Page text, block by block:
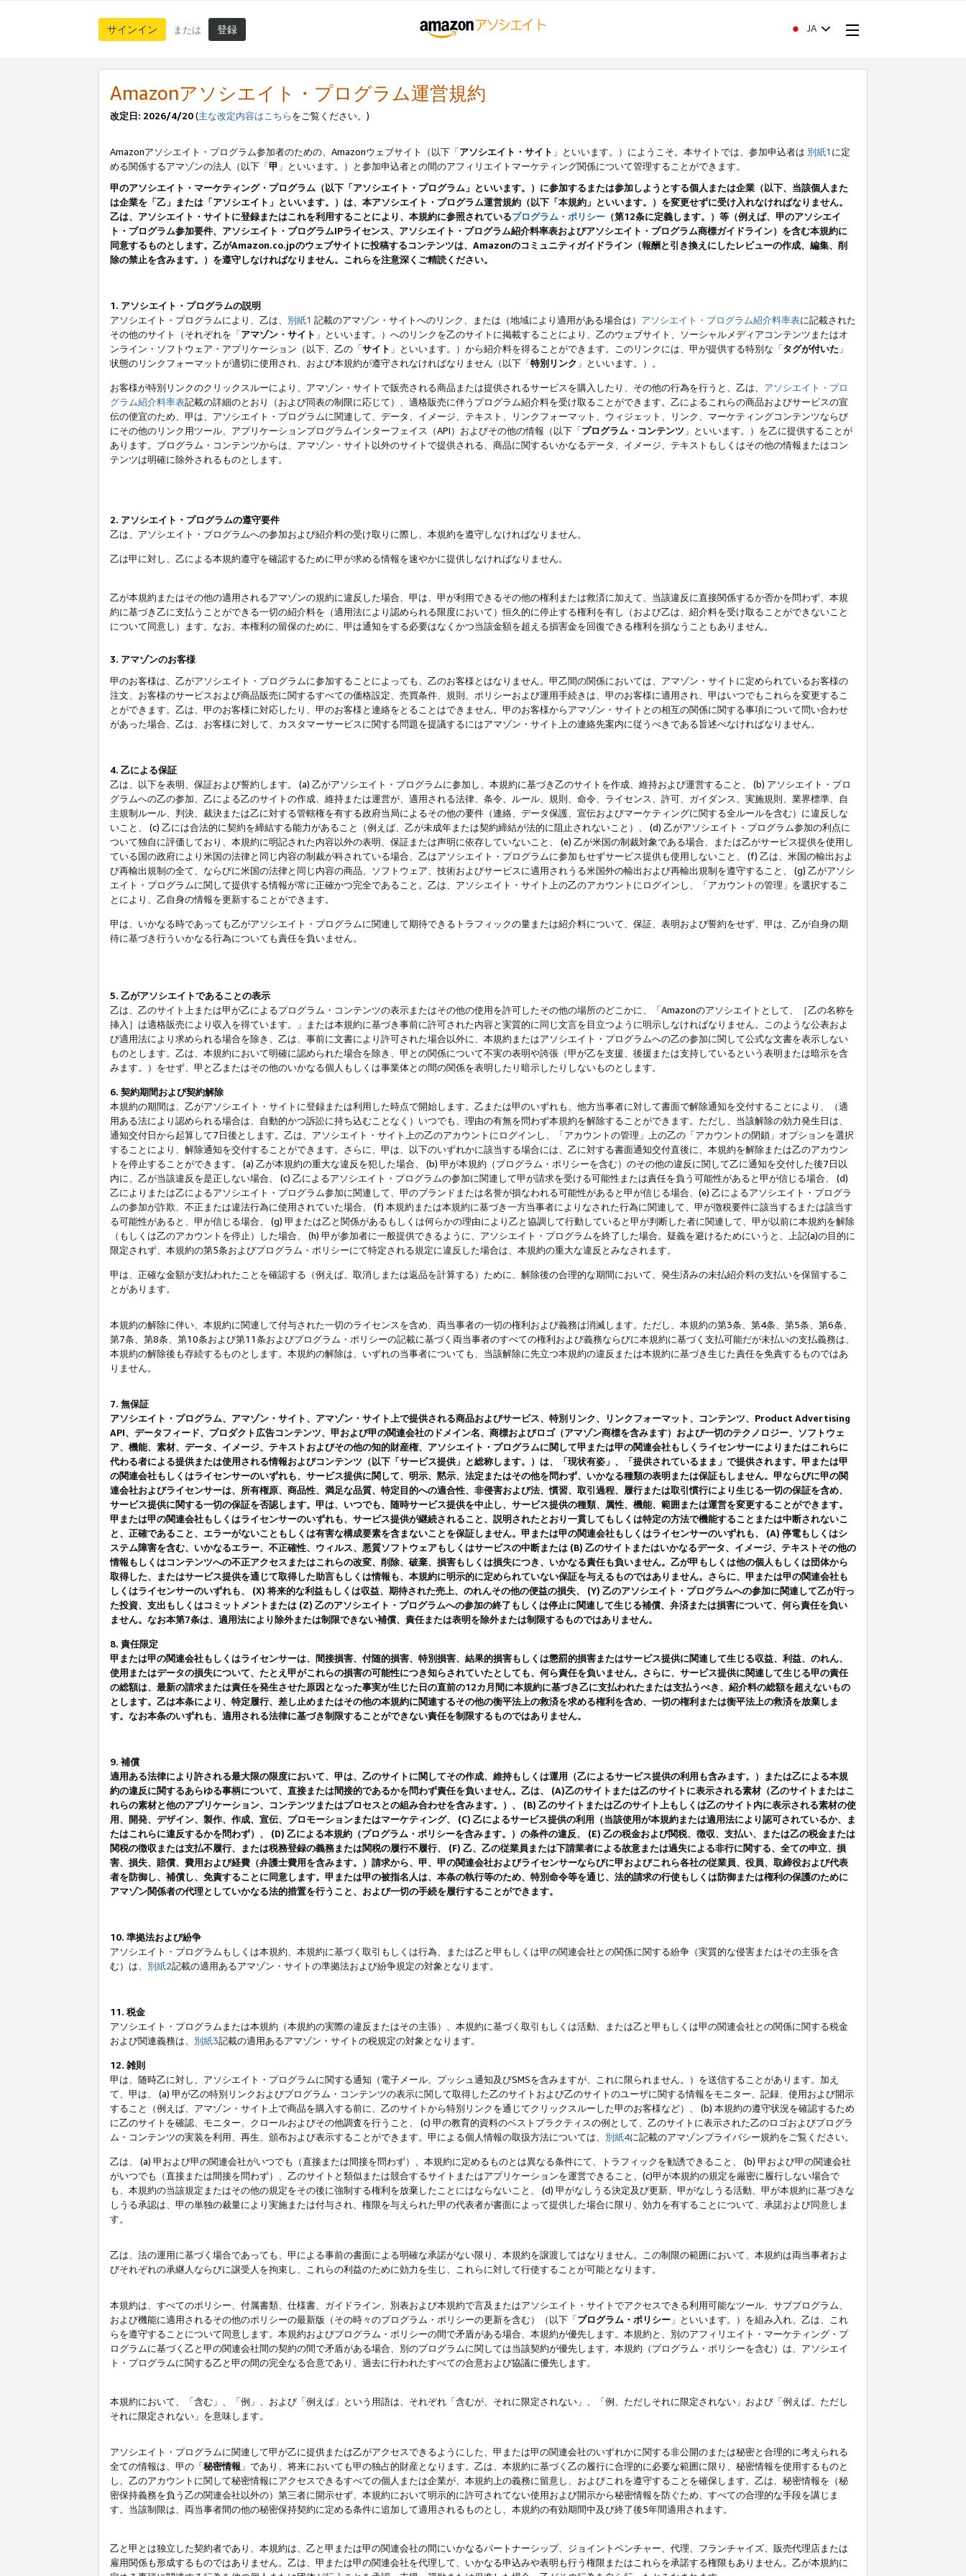
サインイン または 登録 JA
Amazonアソシエイト・プログラム運営規約
改定日: 2026/4/20(主な改定内容はこちらをご覧ください。)
Amazonアソシエイト・プログラム参加者のための、Amazonウェブサイト（以下「アソシエイト・サイト 」といいます。）にようこそ。本サイトでは、参加申込者は 別紙1 に定
める関係するアマゾンの法人（以下「甲 」といいます。）と参加申込者との間のアフィリエイトマーケティング関係について管理することができます。
甲のアソシエイト・マーケティング・プログラム（以下「アソシエイト・プログラム」といいます。）に参加するまたは参加しようとする個人または企業（以下、当該個人また
は企業を「乙」または「アソシエイト」といいます。）は、本アソシエイト・プログラム運営規約（以下「本規約」といいます。）を変更せずに受け入れなければなりません。
乙は、アソシエイト・サイトに登録またはこれを利用することにより、本規約に参照されているプログラム・ポリシー （第12条に定義します。）等（例えば、甲のアソシエイ
ト・プログラム参加要件、アソシエイト・プログラムIPライセンス、アソシエイト・プログラム紹介料率表およびアソシエイト・プログラム商標ガイドライン）を含む本規約に
同意するものとします。乙がAmazon.co.jpのウェブサイトに投稿するコンテンツは、Amazonのコミュニティガイドライン（報酬と引き換えにしたレビューの作成、編集、削
除の禁止を含みます。）を遵守しなければなりません。これらを注意深くご精読ください。
1. アソシエイト・プログラムの説明
アソシエイト・プログラムにより、乙は、 別紙1 記載のアマゾン・サイトへのリンク、または（地域により適用がある場合は） アソシエイト・プログラム紹介料率表に記載された
その他のサイト（それぞれを「アマゾン・サイト 」といいます。）へのリンクを乙のサイトに掲載することにより、乙のウェブサイト、ソーシャルメディアコンテンツまたはオ
ンライン・ソフトウェア・アプリケーション（以下、乙の「サイト 」といいます。）から紹介料を得ることができます。このリンクには、甲が提供する特別な「タグが付いた 」
状態のリンクフォーマットが適切に使用され、および本規約が遵守されなければなりません（以下「特別リンク 」といいます。）。
お客様が特別リンクのクリックスルーにより、アマゾン・サイトで販売される商品または提供されるサービスを購入したり、その他の行為を行うと、乙は、 アソシエイト・プロ
グラム紹介料率表記載の詳細のとおり（および同表の制限に応じて）、適格販売に伴うプログラム紹介料を受け取ることができます。乙によるこれらの商品およびサービスの宣
伝の便宜のため、甲は、アソシエイト・プログラムに関連して、データ、イメージ、テキスト、リンクフォーマット、ウィジェット、リンク、マーケティングコンテンツならび
にその他のリンク用ツール、アプリケーションプログラムインターフェイス（API）およびその他の情報（以下「プログラム・コンテンツ 」といいます。）を乙に提供することが
あります。プログラム・コンテンツからは、アマゾン・サイト以外のサイトで提供される、商品に関するいかなるデータ、イメージ、テキストもしくはその他の情報またはコン
テンツは明確に除外されるものとします。
2. アソシエイト・プログラムの遵守要件
乙は、アソシエイト・プログラムへの参加および紹介料の受け取りに際し、本規約を遵守しなければなりません。
乙は甲に対し、乙による本規約遵守を確認するために甲が求める情報を速やかに提供しなければなりません。
乙が本規約またはその他の適用されるアマゾンの規約に違反した場合、甲は、甲が利用できるその他の権利または救済に加えて、当該違反に直接関係するか否かを問わず、本規
約に基づき乙に支払うことができる一切の紹介料を（適用法により認められる限度において）恒久的に停止する権利を有し（および乙は、紹介料を受け取ることができないこと
について同意し）ます。なお、本権利の留保のために、甲は通知をする必要はなくかつ当該金額を超える損害金を回復できる権利を損なうこともありません。
3. アマゾンのお客様
甲のお客様は、乙がアソシエイト・プログラムに参加することによっても、乙のお客様とはなりません。甲乙間の関係においては、アマゾン・サイトに定められているお客様の
注文、お客様のサービスおよび商品販売に関するすべての価格設定、売買条件、規則、ポリシーおよび運用手続きは、甲のお客様に適用され、甲はいつでもこれらを変更するこ
とができます。乙は、甲のお客様に対応したり、甲のお客様と連絡をとることはできません。甲のお客様からアマゾン・サイトとの相互の関係に関する事項について問い合わせ
があった場合、乙は、お客様に対して、カスタマーサービスに関する問題を提議するにはアマゾン・サイト上の連絡先案内に従うべきである旨述べなければなりません。
4. 乙による保証
乙は、以下を表明、保証および誓約します。 (a) 乙がアソシエイト・プログラムに参加し、本規約に基づき乙のサイトを作成、維持および運営すること、 (b) アソシエイト・プロ
グラムへの乙の参加、乙による乙のサイトの作成、維持または運営が、適用される法律、条令、ルール、規則、命令、ライセンス、許可、ガイダンス、実施規則、業界標準、自
主規制ルール、判決、裁決または乙に対する管轄権を有する政府当局によるその他の要件（連絡、データ保護、宣伝およびマーケティングに関する全ルールを含む）に違反しな
いこと、 (c) 乙には合法的に契約を締結する能力があること（例えば、乙が未成年または契約締結が法的に阻止されないこと）、 (d) 乙がアソシエイト・プログラム参加の利点に
ついて独自に評価しており、本規約に明記された内容以外の表明、保証または声明に依存していないこと、 (e) 乙が米国の制裁対象である場合、または乙がサービス提供を使用し
ている国の政府により米国の法律と同じ内容の制裁が科されている場合、乙はアソシエイト・プログラムに参加もせずサービス提供も使用しないこと、 (f) 乙は、米国の輸出およ
び再輸出規制の全て、ならびに米国の法律と同じ内容の商品、ソフトウェア、技術およびサービスに適用されうる米国外の輸出および再輸出規制を遵守すること、 (g) 乙がアソシ
エイト・プログラムに関して提供する情報が常に正確かつ完全であること。乙は、アソシエイト・サイト上の乙のアカウントにログインし、「アカウントの管理」を選択するこ
とにより、乙自身の情報を更新することができます。
甲は、いかなる時であっても乙がアソシエイト・プログラムに関連して期待できるトラフィックの量または紹介料について、保証、表明および誓約をせず、甲は、乙が自身の期
待に基づき行ういかなる行為についても責任を負いません。
5. 乙がアソシエイトであることの表示
乙は、乙のサイト上または甲が乙によるプログラム・コンテンツの表示またはその他の使用を許可したその他の場所のどこかに、「Amazonのアソシエイトとして、［乙の名称を
挿入］は適格販売により収入を得ています。」または本規約に基づき事前に許可された内容と実質的に同じ文言を目立つように明示しなければなりません。このような公表およ
び適用法により求められる場合を除き、乙は、事前に文書により許可された場合以外に、本規約またはアソシエイト・プログラムへの乙の参加に関して公式な文書を表示しない
ものとします。乙は、本規約において明確に認められた場合を除き、甲との関係について不実の表明や誇張（甲が乙を支援、後援または支持しているという表明または暗示を含
みます。）をせず、甲と乙またはその他のいかなる個人もしくは事業体との間の関係を表明したり暗示したりしないものとします。
6. 契約期間および契約解除
本規約の期間は、乙がアソシエイト・サイトに登録または利用した時点で開始します。乙または甲のいずれも、他方当事者に対して書面で解除通知を交付することにより、（適
用ある法により認められる場合は、自動的かつ訴訟に持ち込むことなく）いつでも、理由の有無を問わず本規約を解除することができます。ただし、当該解除の効力発生日は、
通知交付日から起算して7日後とします。乙は、アソシエイト・サイト上の乙のアカウントにログインし、「アカウントの管理」上の乙の「アカウントの閉鎖」オプションを選択
することにより、解除通知を交付することができます。さらに、甲は、以下のいずれかに該当する場合には、乙に対する書面通知交付直後に、本規約を解除または乙のアカウン
トを停止することができます。 (a) 乙が本規約の重大な違反を犯した場合、 (b) 甲が本規約（プログラム・ポリシーを含む）のその他の違反に関して乙に通知を交付した後7日以
内に、乙が当該違反を是正しない場合、 (c) 乙によるアソシエイト・プログラムの参加に関連して甲が請求を受ける可能性または責任を負う可能性があると甲が信じる場合、 (d)
乙によりまたは乙によるアソシエイト・プログラム参加に関連して、甲のブランドまたは名誉が損なわれる可能性があると甲が信じる場合、(e) 乙によるアソシエイト・プログラ
ムの参加が詐欺、不正または違法行為に使用されていた場合、 (f) 本規約または本規約に基づき一方当事者によりなされた行為に関連して、甲が徴税要件に該当するまたは該当す
る可能性があると、甲が信じる場合、 (g) 甲または乙と関係があるもしくは何らかの理由により乙と協調して行動していると甲が判断した者に関連して、甲が以前に本規約を解除
（もしくは乙のアカウントを停止）した場合、 (h) 甲が参加者に一般提供できるように、アソシエイト・プログラムを終了した場合。疑義を避けるためにいうと、上記(a)の目的に
限定されず、本規約の第5条およびプログラム・ポリシーにて特定される規定に違反した場合は、本規約の重大な違反とみなされます。
甲は、正確な金額が支払われたことを確認する（例えば、取消しまたは返品を計算する）ために、解除後の合理的な期間において、発生済みの未払紹介料の支払いを保留するこ
とがあります。
本規約の解除に伴い、本規約に関連して付与された一切のライセンスを含め、両当事者の一切の権利および義務は消滅します。ただし、本規約の第3条、第4条、第5条、第6条、
第7条、第8条、第10条および第11条およびプログラム・ポリシーの記載に基づく両当事者のすべての権利および義務ならびに本規約に基づく支払可能だが未払いの支払義務は、
本規約の解除後も存続するものとします。本規約の解除は、いずれの当事者についても、当該解除に先立つ本規約の違反または本規約に基づき生じた責任を免責するものではあ
りません。
7. 無保証
アソシエイト・プログラム、アマゾン・サイト、アマゾン・サイト上で提供される商品およびサービス、特別リンク、リンクフォーマット、コンテンツ、Product Advertising
API、データフィード、プロダクト広告コンテンツ、甲および甲の関連会社のドメイン名、商標およびロゴ（アマゾン商標を含みます）および一切のテクノロジー、ソフトウェ
ア、機能、素材、データ、イメージ、テキストおよびその他の知的財産権、アソシエイト・プログラムに関して甲または甲の関連会社もしくライセンサーによりまたはこれらに
代わる者による提供または使用される情報およびコンテンツ（以下「サービス提供」と総称します。）は、「現状有姿」、「提供されているまま」で提供されます。甲または甲
の関連会社もしくはライセンサーのいずれも、サービス提供に関して、明示、黙示、法定またはその他を問わず、いかなる種類の表明または保証もしません。甲ならびに甲の関
連会社およびライセンサーは、所有権原、商品性、満足な品質、特定目的への適合性、非侵害および法、慣習、取引過程、履行または取引慣行により生じる一切の保証を含め、
サービス提供に関する一切の保証を否認します。甲は、いつでも、随時サービス提供を中止し、サービス提供の種類、属性、機能、範囲または運営を変更することができます。
甲または甲の関連会社もしくはライセンサーのいずれも、サービス提供が継続されること、説明されたとおり一貫してもしくは特定の方法で機能することまたは中断されないこ
と、正確であること、エラーがないこともしくは有害な構成要素を含まないことを保証しません。甲または甲の関連会社もしくはライセンサーのいずれも、 (A) 停電もしくはシ
ステム障害を含む、いかなるエラー、不正確性、ウィルス、悪質ソフトウェアもしくはサービスの中断または (B) 乙のサイトまたはいかなるデータ、イメージ、テキストその他の
情報もしくはコンテンツへの不正アクセスまたはこれらの改変、削除、破棄、損害もしくは損失につき、いかなる責任も負いません。乙が甲もしくは他の個人もしくは団体から
取得した、またはサービス提供を通じて取得した助言もしくは情報も、本規約に明示的に定められていない保証を与えるものではありません。さらに、甲または甲の関連会社も
しくはライセンサーのいずれも、 (X) 将来的な利益もしくは収益、期待された売上、のれんその他の便益の損失、 (Y) 乙のアソシエイト・プログラムへの参加に関連して乙が行っ
た投資、支出もしくはコミットメントまたは (Z) 乙のアソシエイト・プログラムへの参加の終了もしくは停止に関連して生じる補償、弁済または損害について、何ら責任を負い
ません。なお本第7条は、適用法により除外または制限できない補償、責任または表明を除外または制限するものではありません。
8. 責任限定
甲または甲の関連会社もしくはライセンサーは、間接損害、付随的損害、特別損害、結果的損害もしくは懲罰的損害またはサービス提供に関連して生じる収益、利益、のれん、
使用またはデータの損失について、たとえ甲がこれらの損害の可能性につき知らされていたとしても、何ら責任を負いません。さらに、サービス提供に関連して生じる甲の責任
の総額は、最新の請求または責任を発生させた原因となった事実が生じた日の直前の12カ月間に本規約に基づき乙に支払われたまたは支払うべき、紹介料の総額を超えないもの
とします。乙は本条により、特定履行、差し止めまたはその他の本規約に関連するその他の衡平法上の救済を求める権利を含め、一切の権利または衡平法上の救済を放棄しま
す。なお本条のいずれも、適用される法律に基づき制限することができない責任を制限するものではありません。
9. 補償
適用ある法律により許される最大限の限度において、甲は、乙のサイトに関してその作成、維持もしくは運用（乙によるサービス提供の利用も含みます。）または乙による本規
約の違反に関するあらゆる事柄について、直接または間接的であるかを問わず責任を負いません。乙は、 (A)乙のサイトまたは乙のサイトに表示される素材（乙のサイトまたはこ
れらの素材と他のアプリケーション、コンテンツまたはプロセスとの組み合わせを含みます。）、 (B) 乙のサイトまたは乙のサイト上もしくは乙のサイト内に表示される素材の使
用、開発、デザイン、製作、作成、宣伝、プロモーションまたはマーケティング、 (C) 乙によるサービス提供の利用（当該使用が本規約または適用法により認可されているか、ま
たはこれらに違反するかを問わず）、 (D) 乙による本規約（プログラム・ポリシーを含みます。）の条件の違反、 (E) 乙の税金および関税、徴収、支払い、または乙の税金または
関税の徴収または支払不履行、または税務登録の義務または関税の履行不履行、 (F) 乙、乙の従業員または下請業者による故意または過失による非行に関する、全ての申立、損
害、損失、賠償、費用および経費（弁護士費用を含みます。）請求から、甲、甲の関連会社およびライセンサーならびに甲およびこれら各社の従業員、役員、取締役および代表
者を防御し、補償し、免責することに同意します。甲または甲の被指名人は、本条の執行等のため、特別命令等を通じ、法的請求の行使もしくは防御または権利の保護のために
アマゾン関係者の代理としていかなる法的措置を行うこと、および一切の手続を履行することができます。
10. 準拠法および紛争
アソシエイト・プログラムもしくは本規約、本規約に基づく取引もしくは行為、または乙と甲もしくは甲の関連会社との関係に関する紛争（実質的な侵害またはその主張を含
む）は、 別紙2記載の適用あるアマゾン・サイトの準拠法および紛争規定の対象となります。
11. 税金
アソシエイト・プログラムまたは本規約（本規約の実際の違反またはその主張）、本規約に基づく取引もしくは活動、または乙と甲もしくは甲の関連会社との関係に関する税金
および関連義務は、 別紙3記載の適用あるアマゾン・サイトの税規定の対象となります。
12. 雑則
甲は、随時乙に対し、アソシエイト・プログラムに関する通知（電子メール、プッシュ通知及びSMSを含みますが、これに限られません。）を送信することがあります。加え
て、甲は、 (a) 甲が乙の特別リンクおよびプログラム・コンテンツの表示に関して取得した乙のサイトおよび乙のサイトのユーザに関する情報をモニター、記録、使用および開示
すること（例えば、アマゾン・サイト上で商品を購入する前に、乙のサイトから特別リンクを通じてクリックスルーした甲のお客様など）、 (b) 本規約の遵守状況を確認するため
に乙のサイトを確認、モニター、クロールおよびその他調査を行うこと、 (c) 甲の教育的資料のベストプラクティスの例として、乙のサイトに表示された乙のロゴおよびプログラ
ム・コンテンツの実装を利用、再生、頒布および表示することができます。甲による個人情報の取扱方法については、 別紙4に記載のアマゾンプライバシー規約をご覧ください。
乙は、 (a) 甲および甲の関連会社がいつでも（直接または間接を問わず）、本規約に定めるものとは異なる条件にて、トラフィックを勧誘できること、 (b) 甲および甲の関連会社
がいつでも（直接または間接を問わず）、乙のサイトと類似または競合するサイトまたはアプリケーションを運営できること、(c)甲が本規約の規定を厳密に履行しない場合で
も、本規約の当該規定またはその他の規定をその後に強制する権利を放棄したことにはならないこと、 (d) 甲がなしうる決定及び更新、甲がなしうる活動、甲が本規約に基づきな
しうる承認は、甲の単独の裁量により実施または付与され、権限を与えられた甲の代表者が書面によって提供した場合に限り、効力を有することについて、承諾および同意しま
す。
乙は、法の運用に基づく場合であっても、甲による事前の書面による明確な承諾がない限り、本規約を譲渡してはなりません。この制限の範囲において、本規約は両当事者およ
びそれぞれの承継人ならびに譲受人を拘束し、これらの利益のために効力を生じ、これらに対して行使することが可能となります。
本規約は、すべてのポリシー、付属書類、仕様書、ガイドライン、別表および本規約で言及またはアソシエイト・サイトでアクセスできる利用可能なツール、サブプログラム、
および機能に適用されるその他のポリシーの最新版（その時々のプログラム・ポリシーの更新を含む）（以下「プログラム・ポリシー 」といいます。）を組み入れ、乙は、これ
らを遵守することについて同意します。本規約およびプログラム・ポリシーの間で矛盾がある場合、本規約が優先します。本規約と、別のアフィリエイト・マーケティング・プ
ログラムに基づく乙と甲の関連会社間の契約の間で矛盾がある場合、別のプログラムに関しては当該契約が優先します。本規約（プログラム・ポリシーを含む）は、アソシエイ
ト・プログラムに関する乙と甲の間の完全なる合意であり、過去に行われたすべての合意および協議に優先します。
本規約において、「含む」、「例」、および「例えば」という用語は、それぞれ「含むが、それに限定されない」、「例、ただしそれに限定されない」および「例えば、ただし
それに限定されない」を意味します。
アソシエイト・プログラムに関連して甲が乙に提供または乙がアクセスできるようにした、甲または甲の関連会社のいずれかに関する非公開のまたは秘密と合理的に考えられる
全ての情報は、甲の「秘密情報 」であり、将来においても甲の独占的財産となります。乙は、本規約に基づく乙の履行に合理的に必要な範囲に限り、秘密情報を使用するものと
し、乙のアカウントに関して秘密情報にアクセスできるすべての個人または企業が、本規約上の義務に留意し、およびこれを遵守することを確保します。乙は、秘密情報を（秘
密保持義務を負う乙の関連会社以外の）第三者に開示せず、本規約において明示的に許可されてない使用および開示から秘密情報を防ぐため、すべての合理的な手段を講じま
す。当該制限は、両当事者間の他の秘密保持契約に定める条件に追加して適用されるものとし、本規約の有効期間中及び終了後5年間適用されます。
乙と甲とは独立した契約者であり、本規約は、乙と甲または甲の関連会社の間にいかなるパートナーシップ、ジョイントベンチャー、代理、フランチャイズ、販売代理店または
雇用関係も形成するものではありません。乙は、甲または甲の関連会社を代理して、いかなる申込みや表明も行う権限またはこれらを承諾する権限もありません。乙が本規約に